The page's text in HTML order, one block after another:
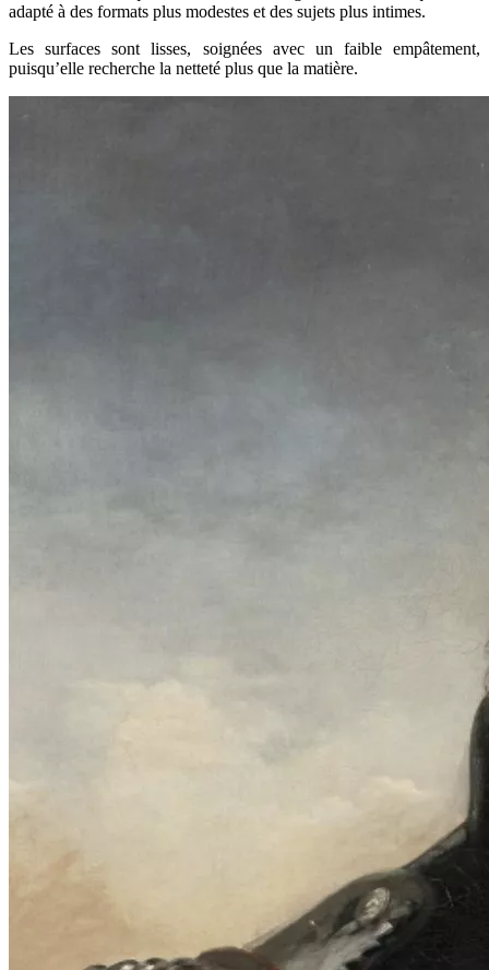
adapté à des formats plus modestes et des sujets plus intimes.
Les surfaces sont lisses, soignées avec un faible empâtement,
puisqu’elle recherche la netteté plus que la matière.